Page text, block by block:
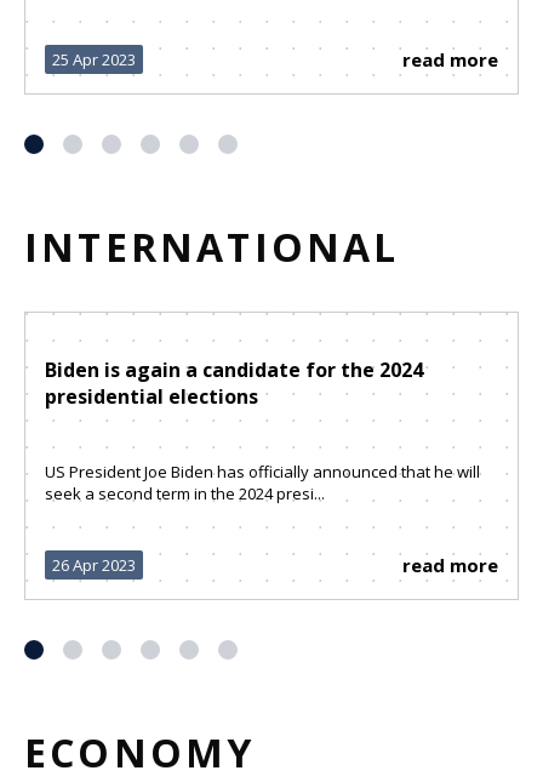
25 Apr 2023 read more
INTERNATIONAL
Biden is again a candidate for the 2024
presidential elections
US President Joe Biden has officially announced that he will
seek a second term in the 2024 presi...
26 Apr 2023 read more
ECONOMY